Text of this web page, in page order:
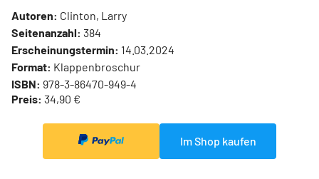
Autoren: Clinton, Larry
Seitenanzahl: 384
Erscheinungstermin: 14.03.2024
Format: Klappenbroschur
ISBN: 978-3-86470-949-4
Preis: 34,90 €
Im Shop kaufen